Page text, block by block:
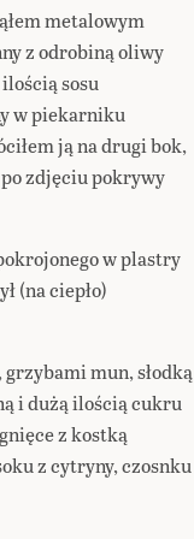
metalowym
z odrobiną oliwy
sosu
w piekarniku
ją na drugi bok,
zdjęciu pokrywy
w plastry
(na ciepło)
mun, słodką
i dużą ilością cukru
z kostką
z cytryny, czosnku